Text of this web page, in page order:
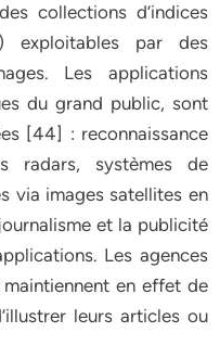
collections d’indices
exploitables par des
Les applications
du grand public, sont
[44] : reconnaissance
radars, systèmes de
via images satellites en
et la publicité
Les agences
en effet de
leurs articles ou